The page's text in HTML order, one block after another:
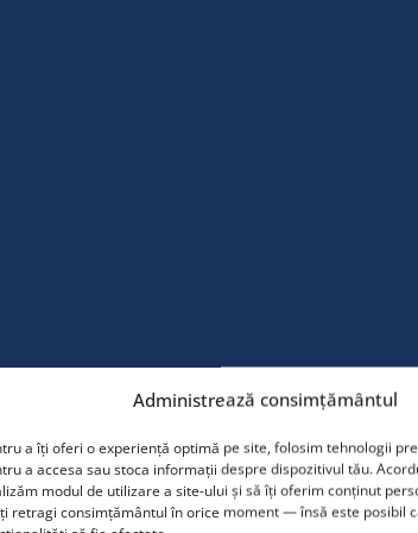
Administrează consimțământul
a îți oferi o experiență optimă pe site, folosim tehnologii
a accesa sau stoca informații despre dispozitivul tău.
modul de utilizare a site-ului și să îți oferim conținut
retragi consimțământul în orice moment — însă este posibil
robustă
tip sandwich,
fețe din tablă